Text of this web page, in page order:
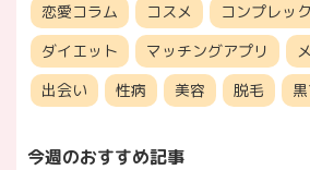
恋愛コラム コスメ コンプレッ
ダイエット
マッチングアプリ
出会い
性病 美容 脱毛
今週のおすすめ記事